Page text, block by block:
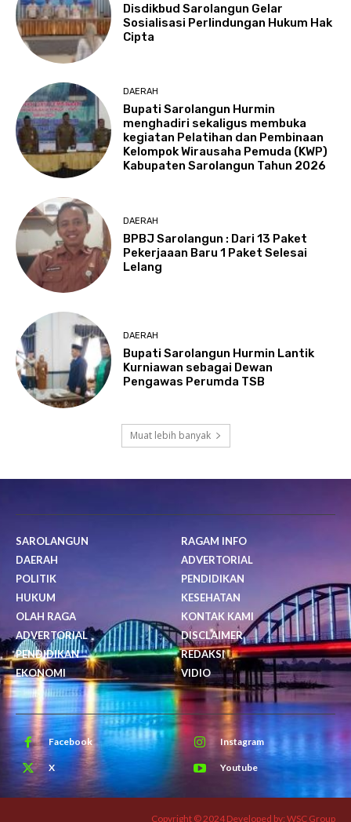
Disdikbud Sarolangun Gelar
Sosialisasi Perlindungan Hukum Hak
Cipta
DAERAH
Bupati Sarolangun Hurmin
menghadiri sekaligus membuka
kegiatan Pelatihan dan Pembinaan
Kelompok Wirausaha Pemuda (KWP)
Kabupaten Sarolangun Tahun 2026
DAERAH
BPBJ Sarolangun : Dari 13 Paket
Pekerjaaan Baru 1 Paket Selesai
Lelang
DAERAH
Bupati Sarolangun Hurmin Lantik
Kurniawan sebagai Dewan
Pengawas Perumda TSB
Muat lebih banyak
SAROLANGUN
DAERAH
POLITIK
HUKUM
OLAH RAGA
ADVERTORIAL
PENDIDIKAN
EKONOMI
RAGAM INFO
ADVERTORIAL
PENDIDIKAN
KESEHATAN
KONTAK KAMI
DISCLAIMER
REDAKSI
VIDIO
Facebook Instagram
X Youtube
Copyright © 2024 Developed by: WSC Group